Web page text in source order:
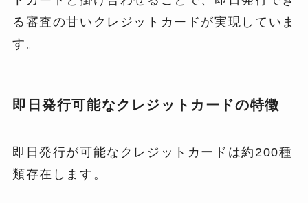
る審査の甘いクレジットカードが実現していま
す。
即日発行可能なクレジットカードの特徴
即日発行が可能なクレジットカードは約200種
類存在します。